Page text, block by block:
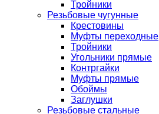
Тройники
Резьбовые чугунные
Крестовины
Муфты переходные
Тройники
Угольники прямые
Контргайки
Муфты прямые
Обоймы
Заглушки
Резьбовые стальные